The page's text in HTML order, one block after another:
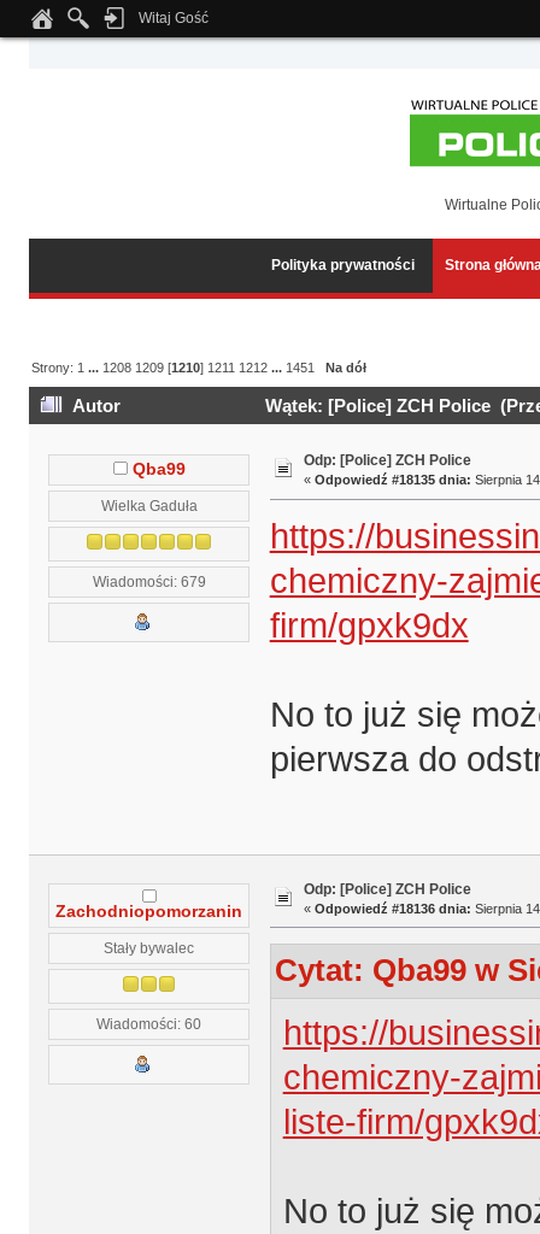
Notice: Undefined index: tapatalk_body_hook in
Witaj Gość
Wirtualne
Polityka prywatności Strona
Strony: 1 ... 1208 1209 [1210] 1211 1212 ... 1451 Na dół
Autor Wątek: [Police] ZCH Police
Qba99
Wielka Gaduła
Wiadomości: 679
Odp: [Police] ZCH Police
« Odpowiedź #18135 dnia: Sierpnia
https://
chemiczny-
firm/gpxk9dx
No to już się
pierwsza do
Zachodniopomorzanin
Stały bywalec
Wiadomości: 60
Odp: [Police] ZCH Police
« Odpowiedź #18136 dnia: Sierpnia
Cytat: Qba99 w
https://
chemiczny-
liste-firm/
No to już się